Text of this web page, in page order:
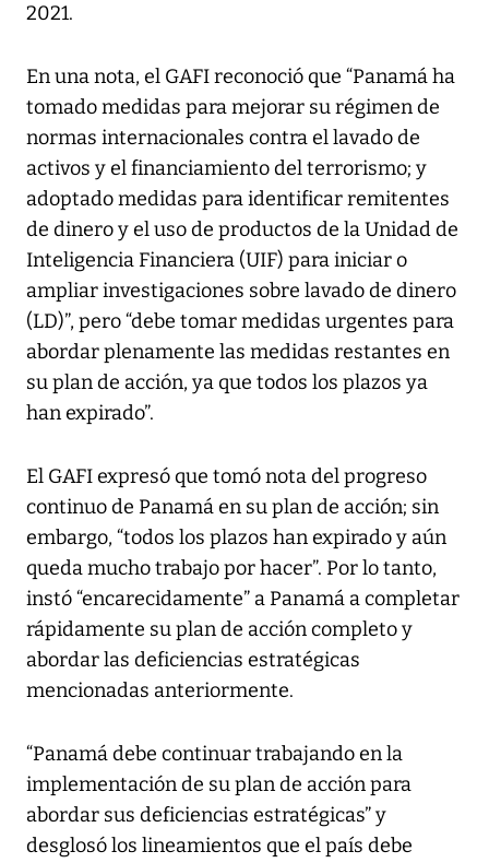
2021.
En una nota, el GAFI reconoció que “Panamá ha
tomado medidas para mejorar su régimen de
normas internacionales contra el lavado de
activos y el financiamiento del terrorismo; y
adoptado medidas para identificar remitentes
de dinero y el uso de productos de la Unidad de
Inteligencia Financiera (UIF) para iniciar o
ampliar investigaciones sobre lavado de dinero
(LD)”, pero “debe tomar medidas urgentes para
abordar plenamente las medidas restantes en
su plan de acción, ya que todos los plazos ya
han expirado”.
El GAFI expresó que tomó nota del progreso
continuo de Panamá en su plan de acción; sin
embargo, “todos los plazos han expirado y aún
queda mucho trabajo por hacer”. Por lo tanto,
instó “encarecidamente” a Panamá a completar
rápidamente su plan de acción completo y
abordar las deficiencias estratégicas
mencionadas anteriormente.
“Panamá debe continuar trabajando en la
implementación de su plan de acción para
abordar sus deficiencias estratégicas” y
desglosó los lineamientos que el país debe